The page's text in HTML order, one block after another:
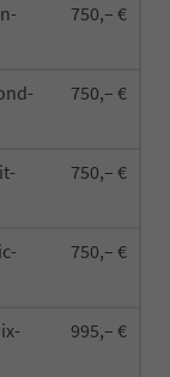
750,– €
750,– €
750,– €
750,– €
995,– €